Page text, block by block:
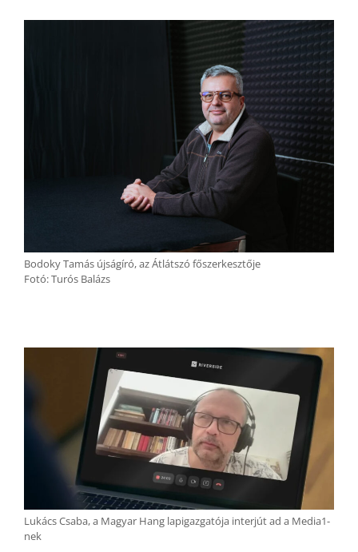
Bodoky Tamás újságíró, az Átlátszó főszerkesztője
Fotó: Turós Balázs
Lukács Csaba, a Magyar Hang lapigazgatója interjút ad a Media1-
nek